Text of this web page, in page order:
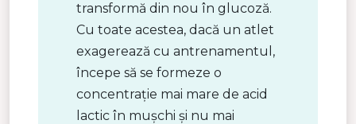
transformă din nou în glucoză.
Cu toate acestea, dacă un atlet
exagerează cu antrenamentul,
începe să se formeze o
concentrație mai mare de acid
lactic în mușchi și nu mai